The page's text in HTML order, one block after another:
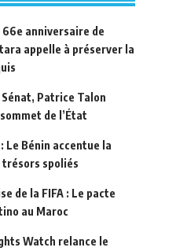
66e anniversaire de
appelle à préserver la
Patrice Talon
de l’État
Le Bénin accentue la
trésors spoliés
de la FIFA : Le pacte
au Maroc
Watch relance le